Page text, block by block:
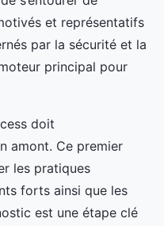
et représentatifs
par la sécurité et la
principal pour
doit
amont. Ce premier
les pratiques
forts ainsi que les
est une étape clé